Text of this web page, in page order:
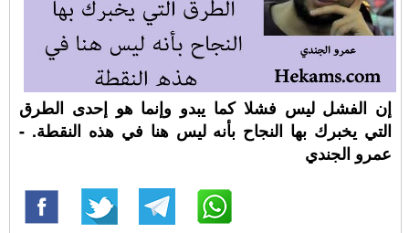
إن الفشل ليس فشلا كما يبدو وإنما هو إحدى الطرق
التي يخبرك بها النجاح بأنه ليس هنا في هذه النقطة. -
عمرو الجندي